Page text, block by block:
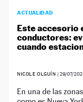
ACTUALIDAD
Este accesorio
conductores:
cuando
NICOLE OLGUÍN | 29/07/
En una de las